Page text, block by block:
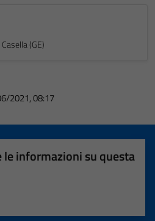
(GE)
2021, 08:17
le informazioni su questa
su 5
su 5
5